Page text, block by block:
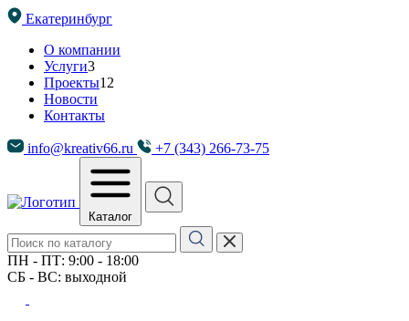
Екатеринбург
О компании
Услуги3
Проекты12
Новости
Контакты
info@kreativ66.ru +7 (343) 266-73-75
Каталог
ПН - ПТ: 9:00 - 18:00
СБ - ВС: выходной